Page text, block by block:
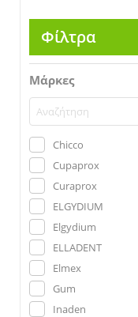
Φίλτρα
Μάρκες
Chicco
Cupaprox
Curaprox
ELGYDIUM
Elgydium
ELLADENT
Elmex
Gum
Inaden